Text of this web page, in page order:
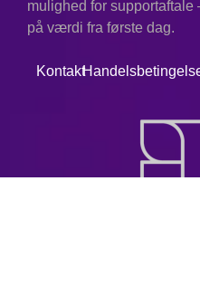
mulighed for supportaftale
på værdi fra første dag.
Kontakt